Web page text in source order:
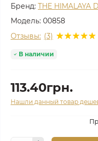
Бренд: THE HIMALAYA
Модель: 00858
Отзывы: (3)
В наличии
113.40грн.
Нашли данный товар